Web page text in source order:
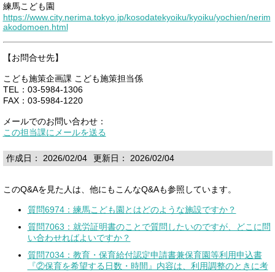
練馬こども園
https://www.city.nerima.tokyo.jp/kosodatekyoiku/kyoiku/yochien/nerim
akodomoen.html
【お問合せ先】
こども施策企画課 こども施策担当係
TEL：03-5984-1306
FAX：03-5984-1220
メールでのお問い合わせ：
この担当課にメールを送る
作成日： 2026/02/04 更新日： 2026/02/04
このQ&Aを見た人は、他にもこんなQ&Aも参照しています。
質問6974：練馬こども園とはどのような施設ですか？
質問7063：就労証明書のことで質問したいのですが、どこに問
い合わせればよいですか？
質問7034：教育・保育給付認定申請書兼保育園等利用申込書
『②保育を希望する日数・時間』内容は、利用調整のときに考